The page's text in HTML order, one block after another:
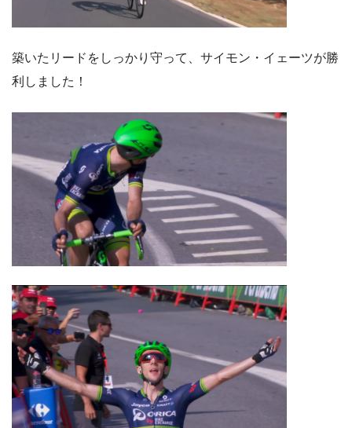
築いたリードをしっかり守って、サイモン・イェーツが勝
利しました！